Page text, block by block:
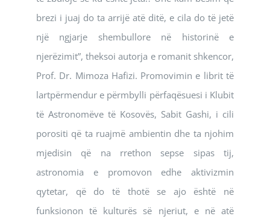
brezi i juaj do ta arrijë atë ditë, e cila do të jetë
një ngjarje shembullore në historinë e
njerëzimit”, theksoi autorja e romanit shkencor,
Prof. Dr. Mimoza Hafizi. Promovimin e librit të
lartpërmendur e përmbylli përfaqësuesi i Klubit
të Astronomëve të Kosovës, Sabit Gashi, i cili
porositi që ta ruajmë ambientin dhe ta njohim
mjedisin që na rrethon sepse sipas tij,
astronomia e promovon edhe aktivizmin
qytetar, që do të thotë se ajo është në
funksionon të kulturës së njeriut, e në atë